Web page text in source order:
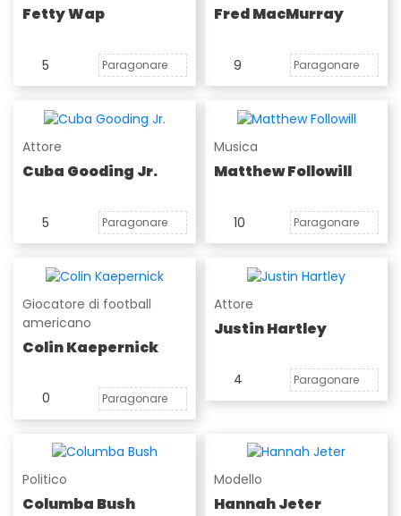
Fetty Wap
5 Paragonare
Fred MacMurray
9 Paragonare
Attore
Cuba Gooding Jr.
5 Paragonare
Musica
Matthew Followill
10 Paragonare
Giocatore di football
americano
Colin Kaepernick
0 Paragonare
Attore
Justin Hartley
4 Paragonare
Politico
Columba Bush
Modello
Hannah Jeter